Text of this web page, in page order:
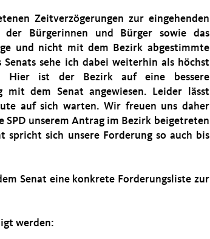
Zeitverzögerungen zur eingehenden
der Bürgerinnen und Bürger sowie das
und nicht mit dem Bezirk abgestimmte
Senats sehe ich dabei weiterhin als höchst
Hier ist der Bezirk auf eine bessere
mit dem Senat angewiesen. Leider lässt
auf sich warten. Wir freuen uns daher
SPD unserem Antrag im Bezirk beigetreten
spricht sich unsere Forderung so auch bis
Senat eine konkrete Forderungsliste zur
werden: